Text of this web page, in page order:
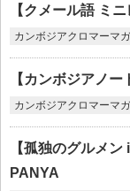
【クメール語 ミ
カンボジアクロマーマ
【カンボジアノ
カンボジアクロマーマ
【孤独のグルメ
PANYA